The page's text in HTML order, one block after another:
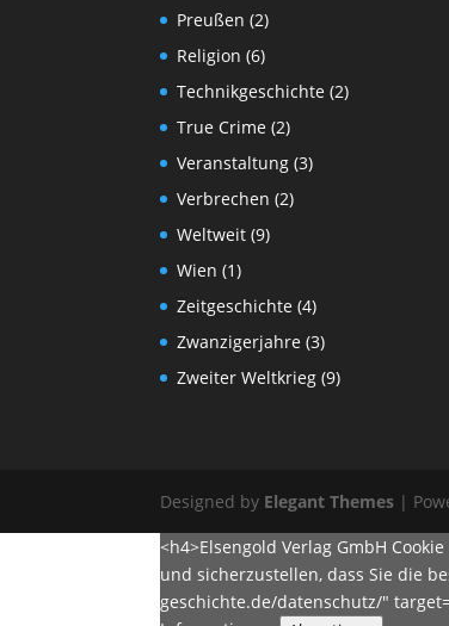
Preußen (2)
Religion (6)
Technikgeschichte (2)
True Crime (2)
Veranstaltung (3)
Verbrechen (2)
Weltweit (9)
Wien (1)
Zeitgeschichte (4)
Zwanzigerjahre (3)
Zweiter Weltkrieg (9)
Designed by Elegant Themes |
<h4>Elsengold Verlag GmbH
und sicherzustellen, dass Sie die
geschichte.de/datenschutz/"